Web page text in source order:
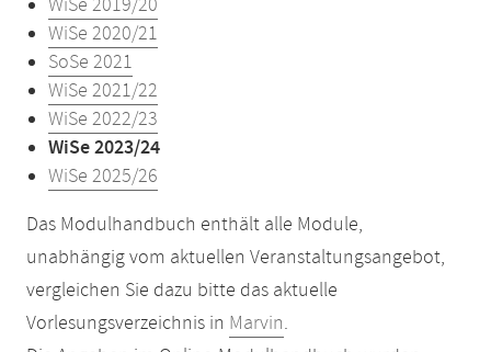
WiSe 2019/20
WiSe 2020/21
SoSe 2021
WiSe 2021/22
WiSe 2022/23
WiSe 2023/24
WiSe 2025/26
Das Modulhandbuch enthält alle Module,
unabhängig vom aktuellen Veranstaltungsangebot,
vergleichen Sie dazu bitte das aktuelle
Vorlesungsverzeichnis in Marvin.